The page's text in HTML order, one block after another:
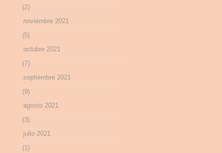
(2)
noviembre 2021
(5)
octubre 2021
(7)
septiembre 2021
(9)
agosto 2021
(3)
julio 2021
(1)